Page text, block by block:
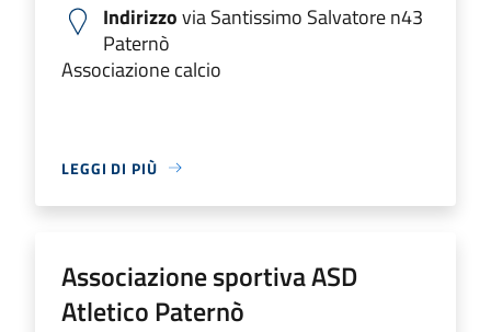
Indirizzovia Santissimo Salvatore n43
Paternò
Associazione calcio
LEGGI DI PIÙ
Associazione sportiva ASD
Atletico Paternò